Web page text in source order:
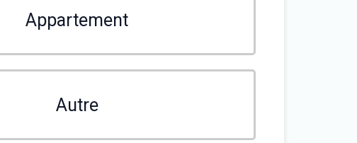
Appartement
Autre